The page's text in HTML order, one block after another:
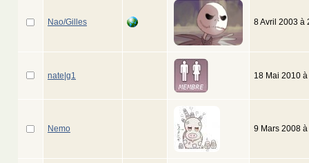
Nao/Gilles 8 Avril 2003 à
nate|g1 18 Mai 2010
Nemo 9 Mars 2008